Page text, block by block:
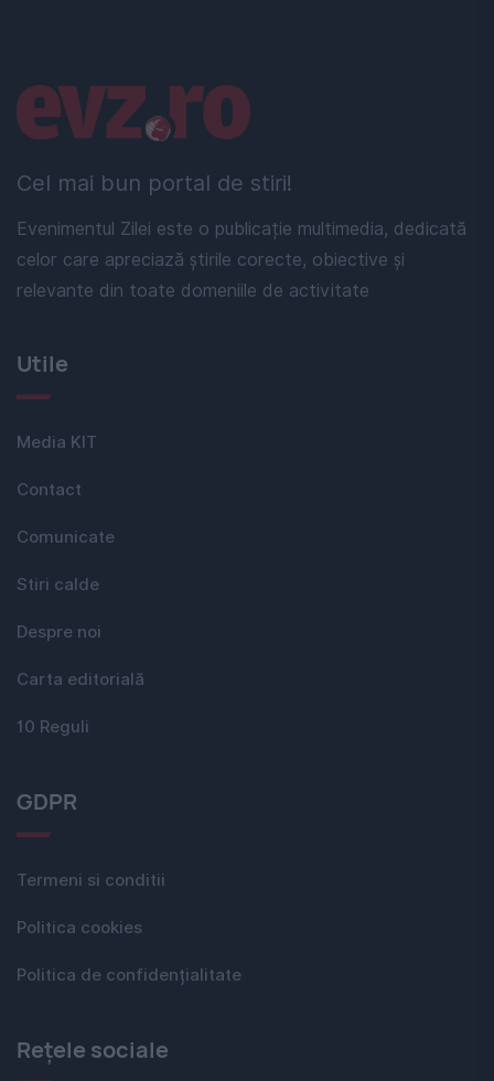
Cel mai bun portal de stiri!
Evenimentul Zilei este o publicație multimedia, dedicată
celor care apreciază știrile corecte, obiective și
relevante din toate domeniile de activitate
Linkuri utile
Utile
Media KIT
Contact
Comunicate
Stiri calde
Despre noi
Carta editorială
10 Reguli
GDPR
Termeni si conditii
Politica cookies
Politica de confidențialitate
Rețele sociale